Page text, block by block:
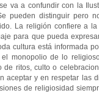
va a confundir con la
pueden distinguir pero
La religión confiere a
para que pueda
cultura está informada
monopolio de lo
ritos, culto o
aceptar y en respetar las
de religiosidad